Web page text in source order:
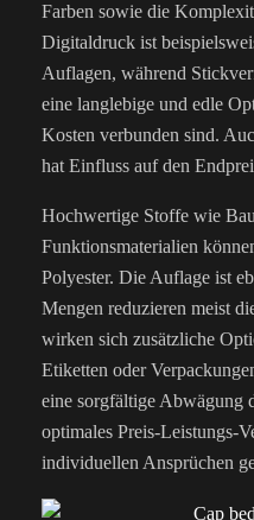
Farben sowie die
Digitaldruck ist
Auflagen, während
eine langlebige und edle
Kosten verbunden sind.
hat Einfluss auf den
Hochwertige Stoffe wie
Funktionsmaterialien
Polyester. Die Auflage ist
Mengen reduzieren meist
wirken sich zusätzliche
Etiketten oder
eine sorgfältige Abwägung
optimales Preis-Leistungs-
individuellen Ansprüchen